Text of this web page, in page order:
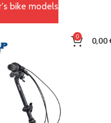
0 0,00
bike models